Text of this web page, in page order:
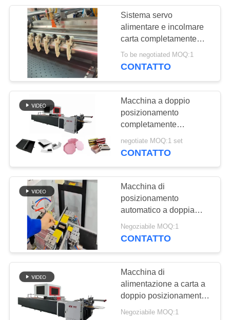
Macchina di
alimentazione di
carta
17
Macchina rigida
automatica
dell'incartonamento
dei semi
Scanalatrice del
cartone
Sistema servo
alimentare e incolmare
carta completamente
automatico 650A
To be negotiated MOQ:1
CONTATTO
Macchina a doppio
posizionamento
completamente
automatica per scatole
telefoniche
negotiate MOQ:1 set
CONTATTO
Macchina di
posizionamento
automatico a doppia
scatolamacchina di
piegatura carta cartella
Negoziabile MOQ:1
CONTATTO
Macchina di
alimentazione a carta a
doppio posizionamento
automatica per scatole
Negoziabile MOQ:1